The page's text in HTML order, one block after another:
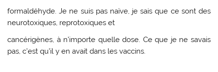
formaldéhyde. Je ne suis pas naïve, je sais que ce sont des
neurotoxiques, reprotoxiques et
cancérigènes, à n’importe quelle dose. Ce que je ne savais
pas, c’est qu’il y en avait dans les vaccins.